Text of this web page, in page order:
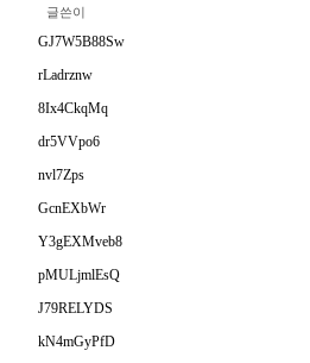
글쓴이
GJ7W5B88Sw
rLadrznw
8Ix4CkqMq
dr5VVpo6
nvl7Zps
GcnEXbWr
Y3gEXMveb8
pMULjmlEsQ
J79RELYDS
kN4mGyPfD